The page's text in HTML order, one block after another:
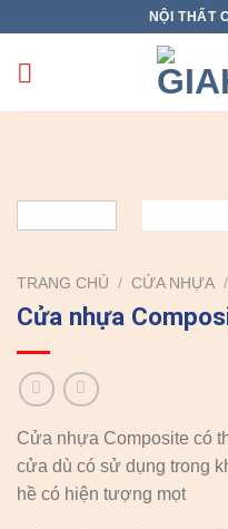
content
NỘI THẤT
TRANG CHỦ / CỬA NHỰA /
Cửa nhựa
Cửa nhựa Composite có
cửa dù có sử dụng trong
hề có hiện tượng mọt